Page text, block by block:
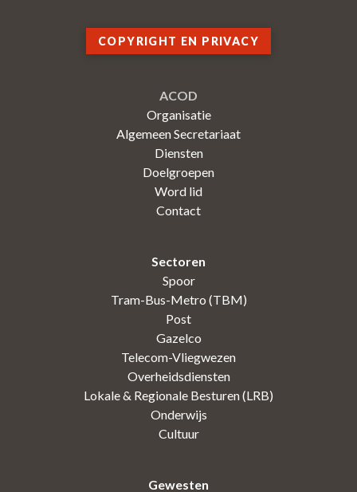
COPYRIGHT EN PRIVACY
ACOD
Organisatie
Algemeen Secretariaat
Diensten
Doelgroepen
Word lid
Contact
Sectoren
Spoor
Tram-Bus-Metro (TBM)
Post
Gazelco
Telecom-Vliegwezen
Overheidsdiensten
Lokale & Regionale Besturen (LRB)
Onderwijs
Cultuur
Gewesten